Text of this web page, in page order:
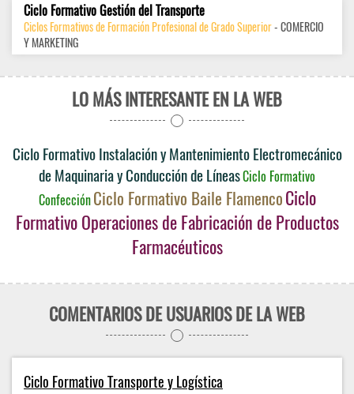
Ciclo Formativo Gestión del Transporte
Ciclos Formativos de Formación Profesional de Grado Superior- COMERCIO
Y MARKETING
LO MÁS INTERESANTE EN LA WEB
Ciclo Formativo Instalación y Mantenimiento Electromecánico
de Maquinaria y Conducción de LíneasCiclo Formativo
ConfecciónCiclo Formativo Baile FlamencoCiclo
Formativo Operaciones de Fabricación de Productos
Farmacéuticos
COMENTARIOS DE USUARIOS DE LA WEB
Ciclo Formativo Transporte y Logística